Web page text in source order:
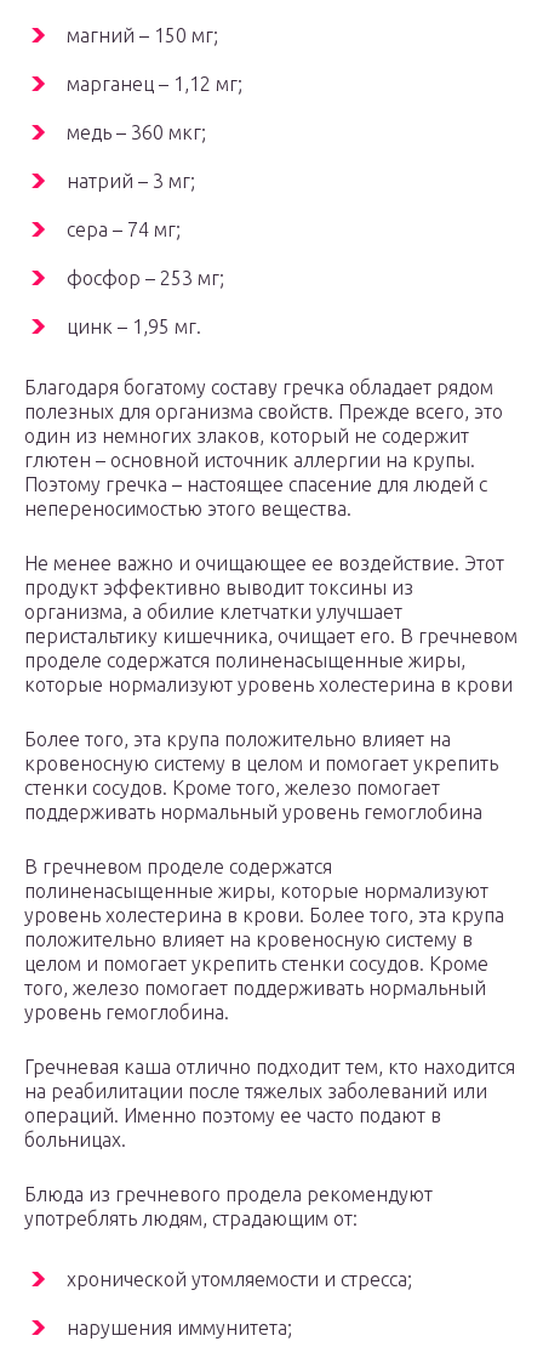
магний – 150 мг;
марганец – 1,12 мг;
медь – 360 мкг;
натрий – 3 мг;
сера – 74 мг;
фосфор – 253 мг;
цинк – 1,95 мг.
Благодаря богатому составу гречка обладает рядом
полезных для организма свойств. Прежде всего, это
один из немногих злаков, который не содержит
глютен – основной источник аллергии на крупы.
Поэтому гречка – настоящее спасение для людей с
непереносимостью этого вещества.
Не менее важно и очищающее ее воздействие. Этот
продукт эффективно выводит токсины из
организма, а обилие клетчатки улучшает
перистальтику кишечника, очищает его. В гречневом
проделе содержатся полиненасыщенные жиры,
которые нормализуют уровень холестерина в крови
Более того, эта крупа положительно влияет на
кровеносную систему в целом и помогает укрепить
стенки сосудов. Кроме того, железо помогает
поддерживать нормальный уровень гемоглобина
В гречневом проделе содержатся
полиненасыщенные жиры, которые нормализуют
уровень холестерина в крови. Более того, эта крупа
положительно влияет на кровеносную систему в
целом и помогает укрепить стенки сосудов. Кроме
того, железо помогает поддерживать нормальный
уровень гемоглобина.
Гречневая каша отлично подходит тем, кто находится
на реабилитации после тяжелых заболеваний или
операций. Именно поэтому ее часто подают в
больницах.
Блюда из гречневого продела рекомендуют
употреблять людям, страдающим от:
хронической утомляемости и стресса;
нарушения иммунитета;